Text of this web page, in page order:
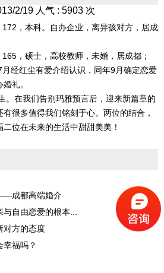
2/19 人气 : 5903 次
，本科。自办企业，离异孩对方，居成
，硕士，高校教师，未婚，居成都；
经红尘有爱介绍认识，同年9月确定恋爱
礼。
。在我们告别玛雅预言后，迎来新篇章的
很多值得我们铭刻于心。两位的结合，
位在未来的生活中甜甜美美！
成都高端婚介
与自由恋爱的根本...
对方的态度
幸福吗？